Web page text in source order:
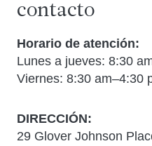
contacto
Horario de atención:
Lunes a jueves: 8:30
Viernes: 8:30 am–4:30
DIRECCIÓN:
29 Glover Johnson